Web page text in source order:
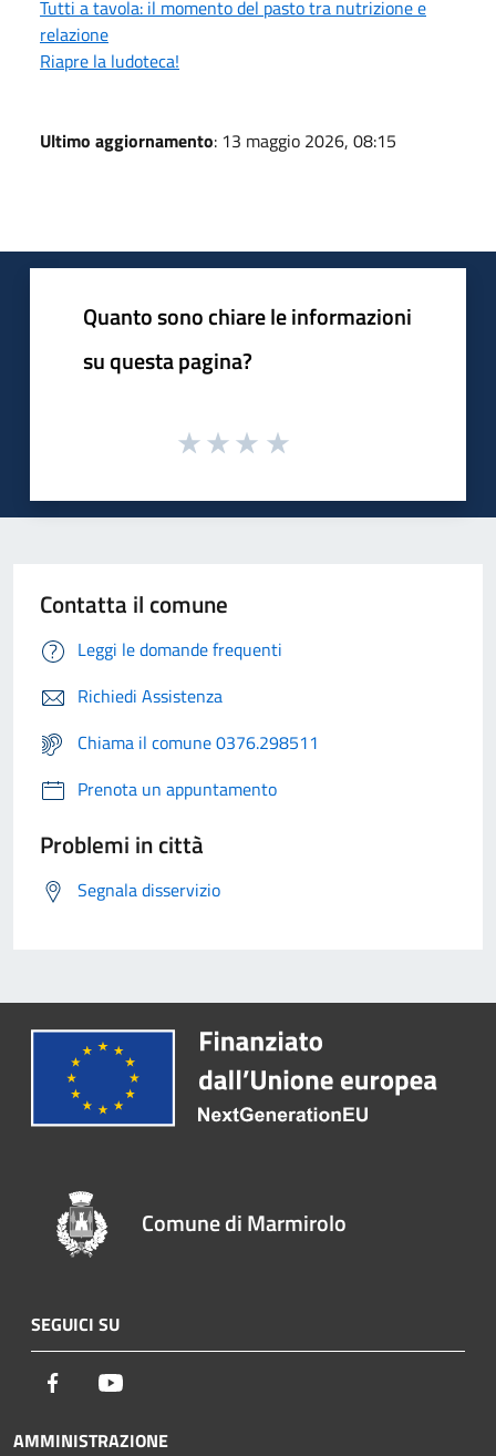
Tutti a tavola: il momento del pasto tra nutrizione e
relazione
Riapre la ludoteca!
Ultimo aggiornamento: 13 maggio 2026, 08:15
Quanto sono chiare le informazioni
su questa pagina?
Contatta il comune
Leggi le domande frequenti
Richiedi Assistenza
Chiama il comune 0376.298511
Prenota un appuntamento
Problemi in città
Segnala disservizio
Comune di Marmirolo
SEGUICI SU
Facebook
AMMINISTRAZIONE